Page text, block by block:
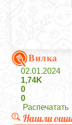
Вилка
02.01.2024
1,74K
0
0
Распечатать
Нашли